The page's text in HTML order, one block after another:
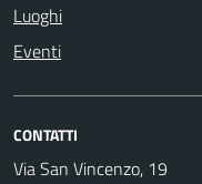
Luoghi
Eventi
CONTATTI
Via San Vincenzo, 19